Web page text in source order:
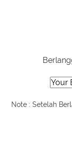
Note : Setelah